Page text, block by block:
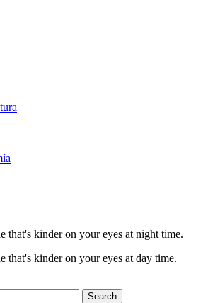
that's kinder on your eyes at night time.
that's kinder on your eyes at day time.
Search